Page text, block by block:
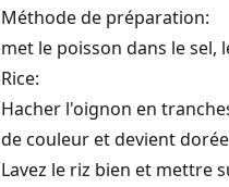
Méthode de préparation:
met le poisson dans le
Rice:
Hacher l'oignon en
de couleur et devient dorée
Lavez le riz bien et mettre